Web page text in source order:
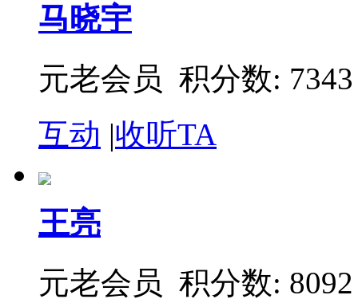
马晓宇
元老会员 积分数: 7343
互动 |收听TA
王亮
元老会员 积分数: 8092